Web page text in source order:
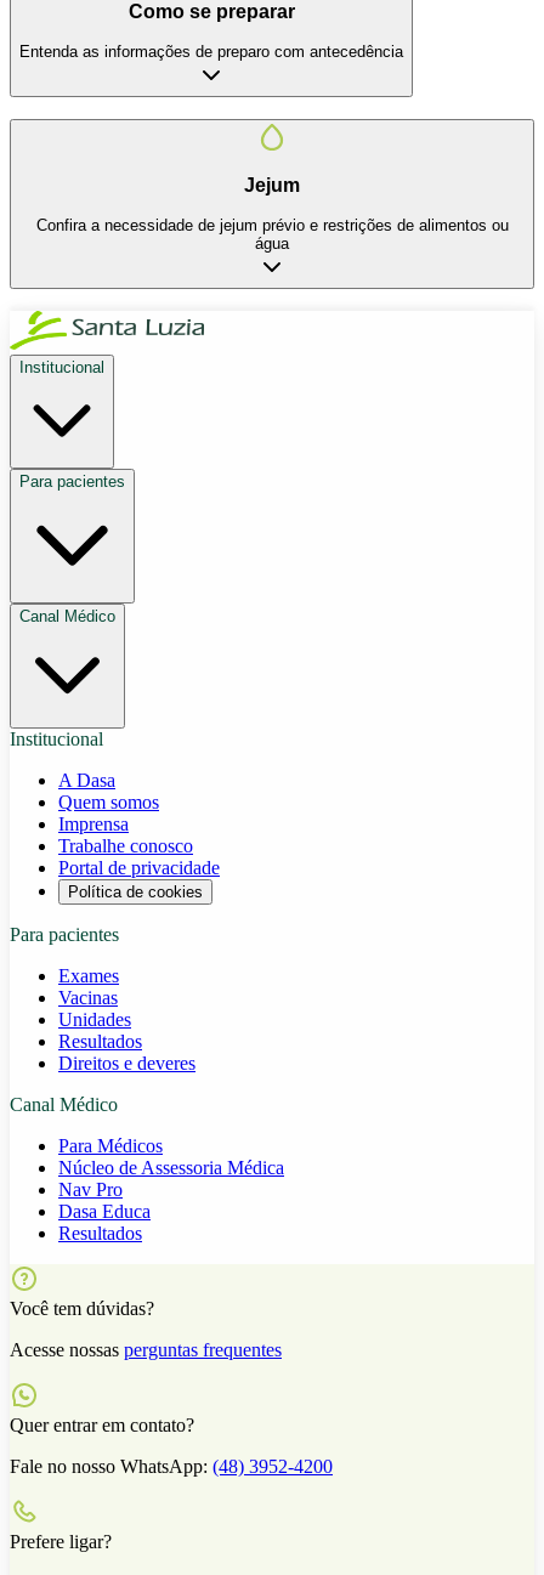
Como se preparar
Entenda as informações de preparo com antecedência
Jejum
Confira a necessidade de jejum prévio e restrições de alimentos ou
água
Institucional
Para pacientes
Canal Médico
Institucional
A Dasa
Quem somos
Imprensa
Trabalhe conosco
Portal de privacidade
Política de cookies
Para pacientes
Exames
Vacinas
Unidades
Resultados
Direitos e deveres
Canal Médico
Para Médicos
Núcleo de Assessoria Médica
Nav Pro
Dasa Educa
Resultados
Você tem dúvidas?
Acesse nossas perguntas frequentes
Quer entrar em contato?
Fale no nosso WhatsApp: (48) 3952-4200
Prefere ligar?